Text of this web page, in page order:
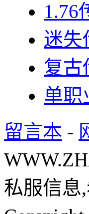
1.76
迷失
复古
单职
留言本 -
私服信息